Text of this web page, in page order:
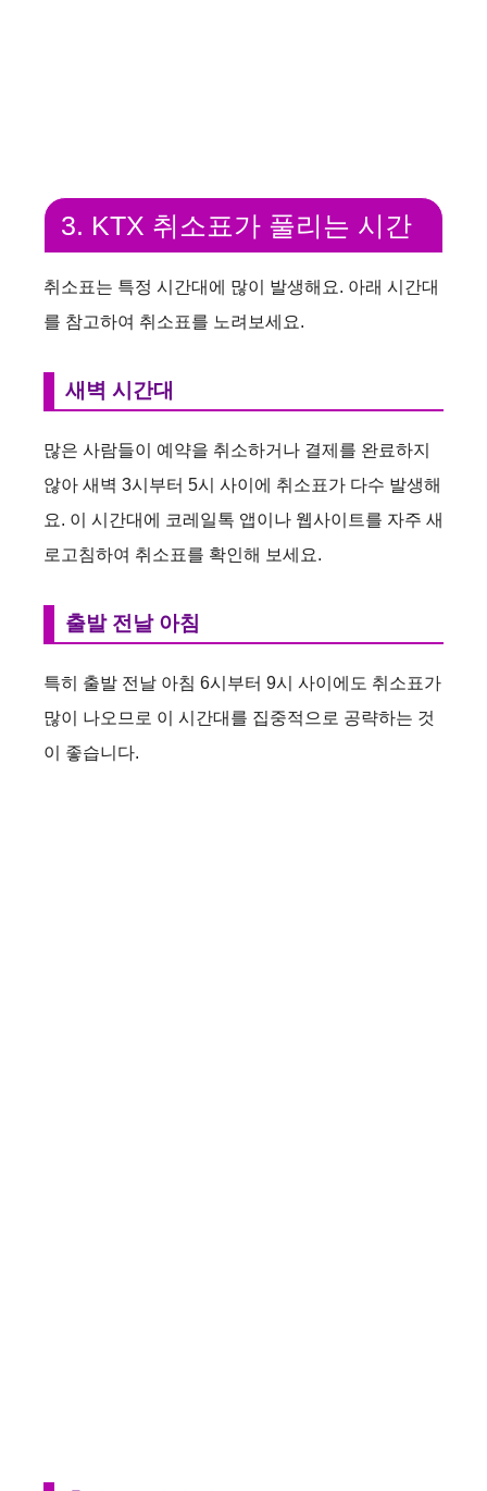
3. KTX 취소표가 풀리는 시간
취소표는 특정 시간대에 많이 발생해요. 아래 시간대
를 참고하여 취소표를 노려보세요.
새벽 시간대
많은 사람들이 예약을 취소하거나 결제를 완료하지
않아 새벽 3시부터 5시 사이에 취소표가 다수 발생해
요. 이 시간대에 코레일톡 앱이나 웹사이트를 자주 새
로고침하여 취소표를 확인해 보세요.
출발 전날 아침
특히 출발 전날 아침 6시부터 9시 사이에도 취소표가
많이 나오므로 이 시간대를 집중적으로 공략하는 것
이 좋습니다.